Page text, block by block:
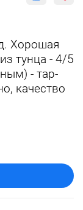
Хорошая
тунца - 4/5
- тар-
качество